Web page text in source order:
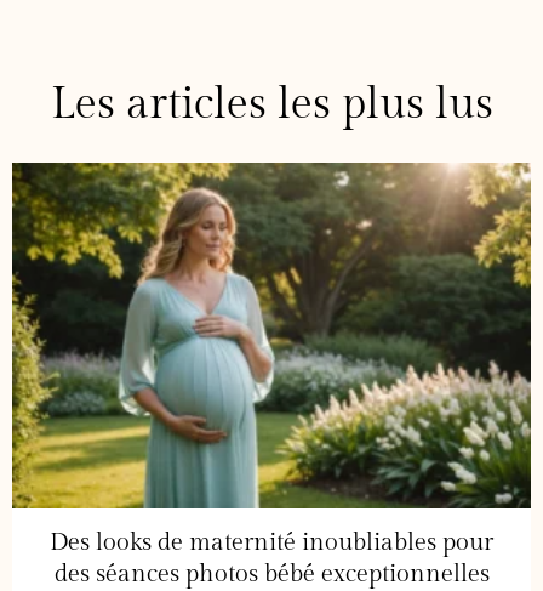
Les articles les plus lus
Des looks de maternité inoubliables pour
des séances photos bébé exceptionnelles